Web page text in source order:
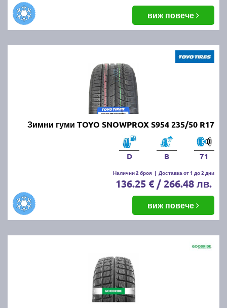
виж повече
Зимни гуми TOYO SNOWPROX S954 235/50 R17
D B 71
Налични 2 броя | Доставка от 1 до 2 дни
136.25 € / 266.48 лв.
виж повече